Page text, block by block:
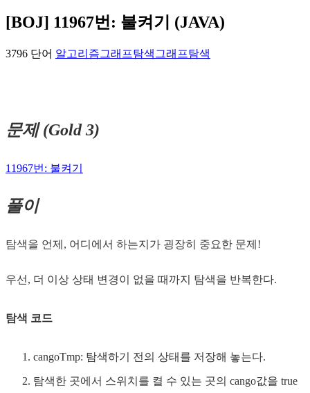
[BOJ] 11967번: 불켜기 (JAVA)
3796 단어 알고리즘그래프탐색 그래프탐색
문제 (Gold 3)
11967번: 불켜기
풀이
탐색을 언제, 어디에서 하는지가 굉장히 중요한 문제!
우선, 더 이상 상태 변경이 없을 때까지 탐색을 반복한다.
탐색 코드
cangoTmp: 탐색하기 전의 상태를 저장해 놓는다.
탐색한 곳에서 스위치를 켤 수 있는 곳의 cango값을 true